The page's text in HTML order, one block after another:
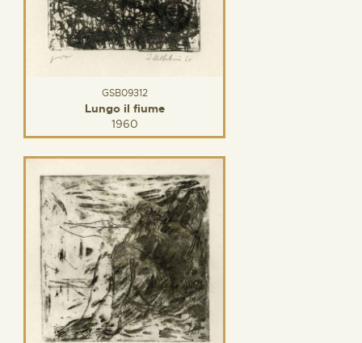
GSB09312
Lungo il fiume
1960